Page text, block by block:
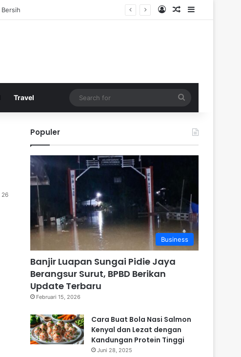
Log InRandom Article
Sidebar
Travel
for
26
Populer
Business
Banjir Luapan Sungai Pidie Jaya
Berangsur Surut, BPBD Berikan
Update Terbaru
Februari 15, 2026
Cara Buat Bola Nasi Salmon
Kenyal dan Lezat dengan
Kandungan Protein Tinggi
Juni 28, 2025